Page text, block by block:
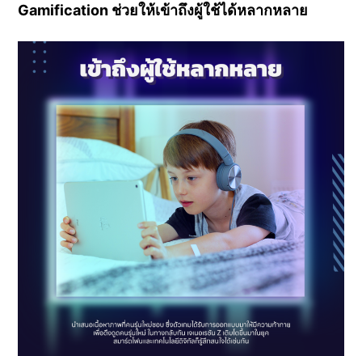
Gamification ช่วยให้เข้าถึงผู้ใช้ได้หลากหลาย